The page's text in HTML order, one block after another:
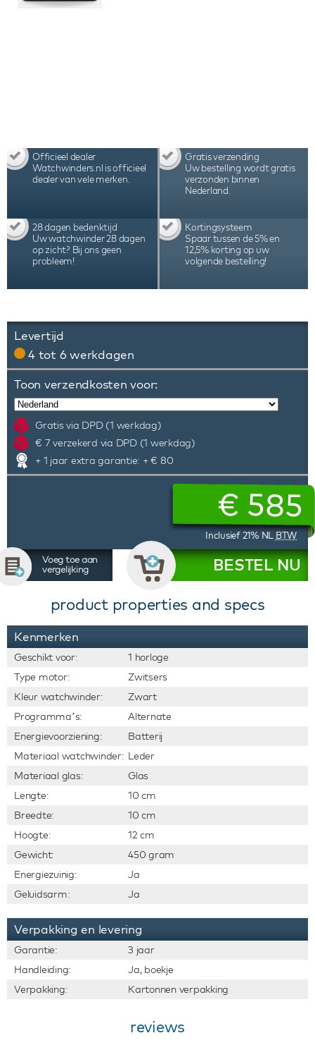
Officieel dealer
Watchwinders.nl is officieel
dealer van vele merken.
Gratis verzending
Uw bestelling wordt gratis
verzonden binnen
Nederland.
28 dagen bedenktijd
Uw watchwinder 28 dagen
op zicht? Bij ons geen
probleem!
Kortingsysteem
Spaar tussen de 5% en
12,5% korting op uw
volgende bestelling!
Levertijd
4 tot 6 werkdagen
Toon verzendkosten voor:
Gratis via DPD (1 werkdag)
€ 7 verzekerd via DPD (1 werkdag)
+ 1 jaar extra garantie: + € 80
€ 585
Inclusief 21% NL BTW
Voeg toe aan
vergelijking
BESTEL NU
product properties and specs
Kenmerken
Geschikt voor:
1 horloge
Type motor:
Zwitsers
Kleur watchwinder:
Zwart
Programma’s:
Alternate
Energievoorziening:
Batterij
Materiaal watchwinder: Leder
Materiaal glas:
Glas
Lengte:
10 cm
Breedte:
10 cm
Hoogte:
12 cm
Gewicht:
450 gram
Energiezuinig:
Ja
Geluidsarm:
Ja
Verpakking en levering
Garantie:
3 jaar
Handleiding:
Ja, boekje
Verpakking:
Kartonnen verpakking
reviews